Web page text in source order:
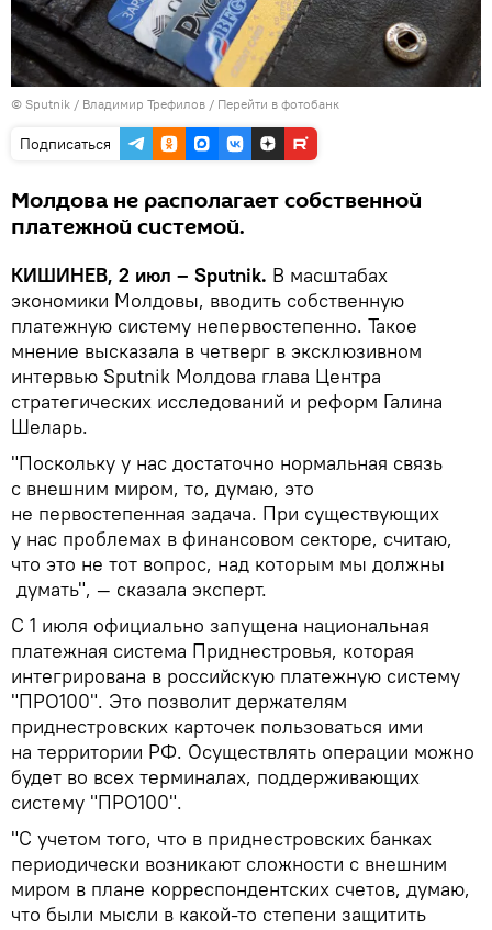
© Sputnik / Владимир Трефилов / Перейти в фотобанк
Подписаться
Молдова не располагает собственной
платежной системой.
КИШИНЕВ, 2 июл – Sputnik. В масштабах
экономики Молдовы, вводить собственную
платежную систему непервостепенно. Такое
мнение высказала в четверг в эксклюзивном
интервью Sputnik Молдова глава Центра
стратегических исследований и реформ Галина
Шеларь.
"Поскольку у нас достаточно нормальная связь
с внешним миром, то, думаю, это
не первостепенная задача. При существующих
у нас проблемах в финансовом секторе, считаю,
что это не тот вопрос, над которым мы должны
думать", — сказала эксперт.
С 1 июля официально запущена национальная
платежная система Приднестровья, которая
интегрирована в российскую платежную систему
"ПРО100". Это позволит держателям
приднестровских карточек пользоваться ими
на территории РФ. Осуществлять операции можно
будет во всех терминалах, поддерживающих
систему "ПРО100".
"С учетом того, что в приднестровских банках
периодически возникают сложности с внешним
миром в плане корреспондентских счетов, думаю,
что были мысли в какой-то степени защитить